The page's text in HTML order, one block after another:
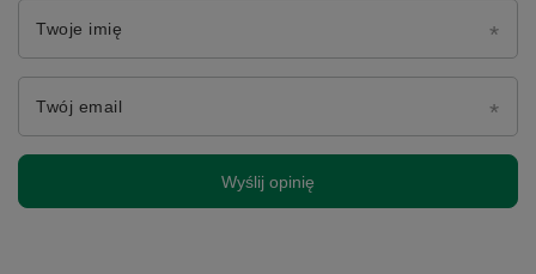
Twoje imię
Twój email
Wyślij opinię